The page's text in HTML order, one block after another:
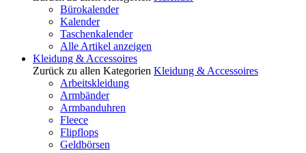
Bürokalender
Kalender
Taschenkalender
Alle Artikel anzeigen
Kleidung & Accessoires
Zurück zu allen Kategorien Kleidung & Accessoires
Arbeitskleidung
Armbänder
Armbanduhren
Fleece
Flipflops
Geldbörsen